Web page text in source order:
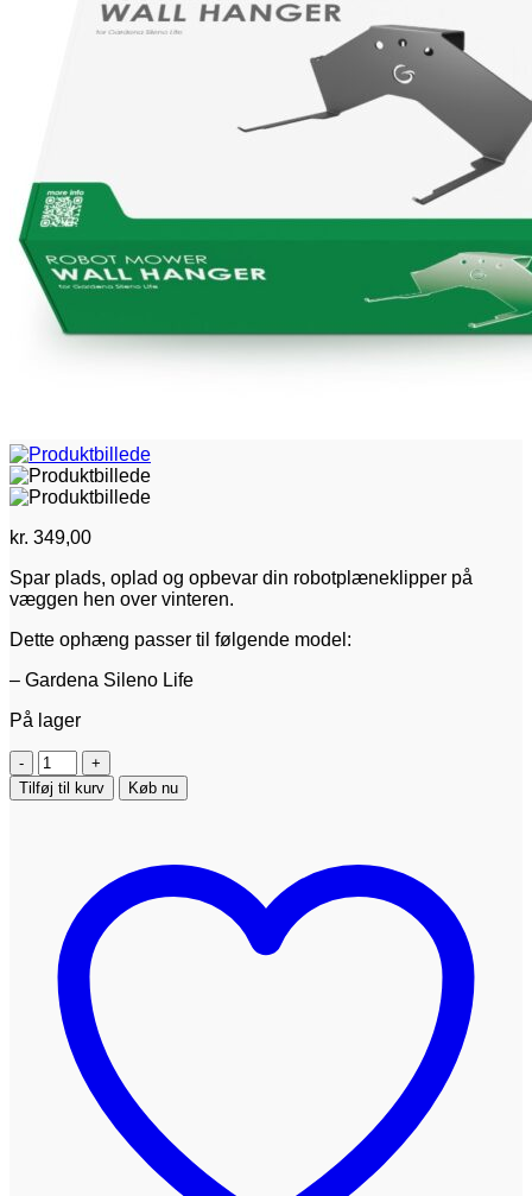
kr. 349,00
Spar plads, oplad og opbevar din robotplæneklipper på
væggen hen over vinteren.
Dette ophæng passer til følgende model:
– Gardena Sileno Life
På lager
Vægophæng
til
Gardena
Tilføj til kurv Køb nu